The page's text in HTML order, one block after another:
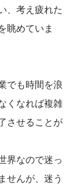
、考え疲れた
眺めていま
でも時間を浪
くなれば複雑
させることが
界なので迷っ
せんが、迷う